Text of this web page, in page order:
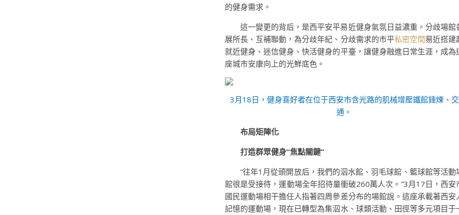
的健身需求。
這一變更的背后，是西平安平易近健身氣氛日益濃重。分歧場館
展所長、互補聯動，為分歧年紀、分歧需求的市平私密空間易近搭建
就近健身、迷信健身、快活健身的平臺，讓健身融進日常生涯，成為
座城市安康向上的光鮮底色。
3月18日，健身喜好者在位于西安市含光路的肌械增壓鐵館錘煉、交
通。
布局矩陣化
打造群眾健身“焦點關鍵”
“往年1月從頭開放后，我們的泅水館、羽毛球館、籃球館等活動
館很是受接待，運動場全年招待量衝破260萬人次。”3月17日，西安
國民運動場相干擔任人指著四周參差分布的場館說。這座承載著西安
記憶的運動場，現在已轉型為集泅水、球類活動、田徑等多元項目于